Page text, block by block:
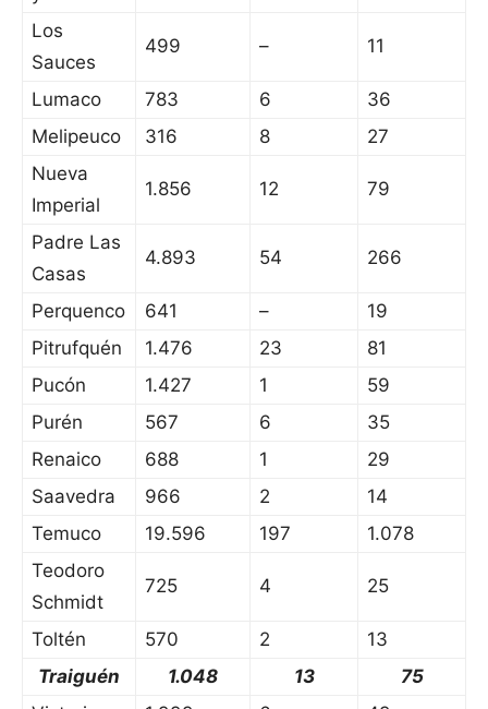
Los
Sauces
499 – 11
Lumaco 783 6
36
Melipeuco
316 8
27
Nueva
Imperial
1.856 12 79
Padre Las
Casas
4.893 54 266
Perquenco 641 –
19
Pitrufquén
1.476 23
81
Pucón
1.427 1
59
Purén
567 6
35
Renaico
688 1
29
Saavedra
966 2
14
Temuco
19.596 197
1.078
Teodoro
Schmidt
725 4 25
Toltén 570 2
13
Traiguén
1.048 13
75